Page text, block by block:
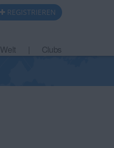
REGISTRIEREN
Welt Clubs